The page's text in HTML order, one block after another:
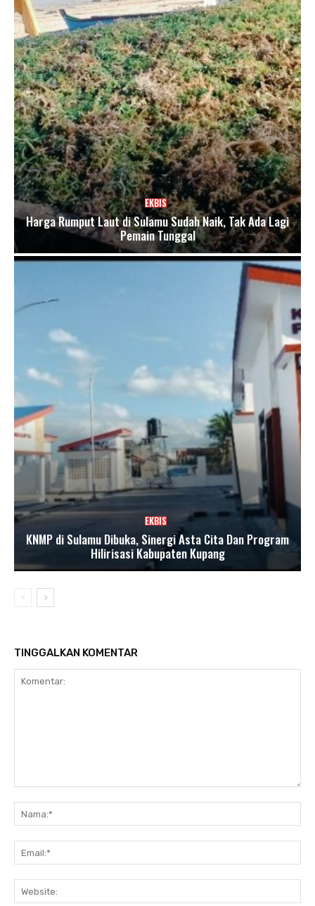
EKBIS
Harga Rumput Laut di Sulamu Sudah Naik, Tak Ada Lagi
Pemain Tunggal
EKBIS
KNMP di Sulamu Dibuka, Sinergi Asta Cita Dan Program
Hilirisasi Kabupaten Kupang
TINGGALKAN KOMENTAR